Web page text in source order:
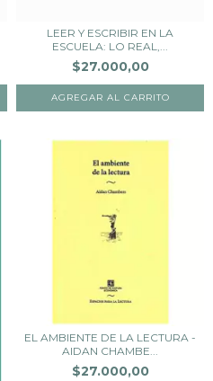
LEER Y ESCRIBIR EN LA
ESCUELA: LO REAL,...
$27.000,00
EL AMBIENTE DE LA LECTURA -
AIDAN CHAMBE...
$27.000,00